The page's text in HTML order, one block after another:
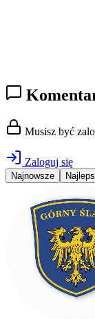
Musisz być
Zaloguj się
Najnowsze